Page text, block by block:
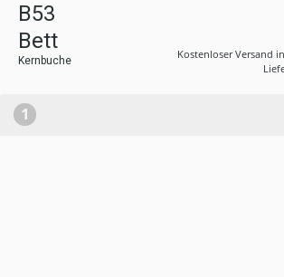
Passwort vergessen?
Neuer Kunde? Jetzt registrieren
B53
Bett
Kernbuche
Kostenloser Versand
1